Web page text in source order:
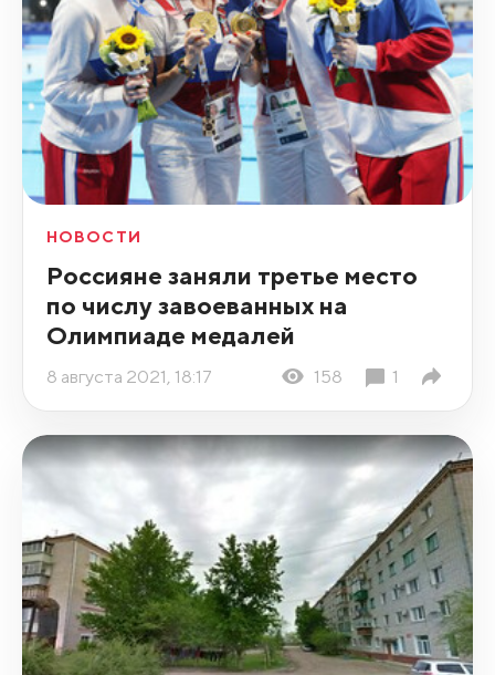
НОВОСТИ
Россияне заняли третье место
по числу завоеванных на
Олимпиаде медалей
8 августа 2021, 18:17 158 1